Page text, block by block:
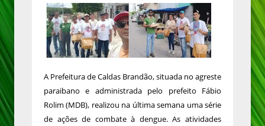
A Prefeitura de Caldas Brandão, situada no agreste
paraibano e administrada pelo prefeito Fábio
Rolim (MDB), realizou na última semana uma série
de ações de combate à dengue. As atividades